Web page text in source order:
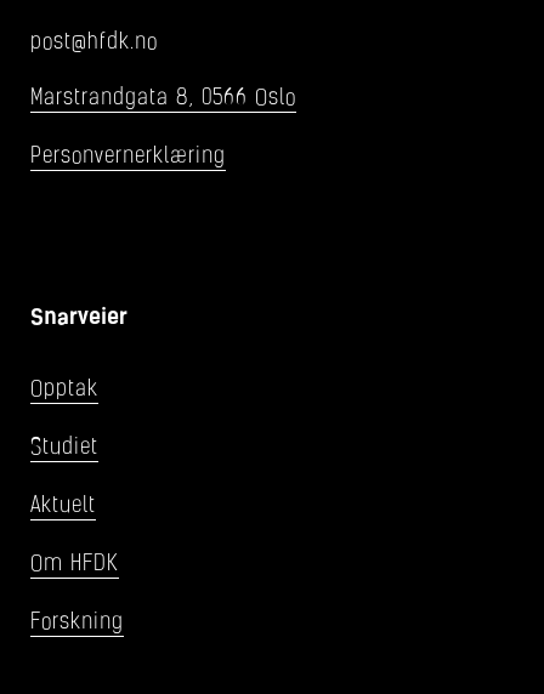
post@hfdk.no
Marstrandgata 8, 0566 Oslo
Personvernerklæring
Snarveier
Opptak
Studiet
Aktuelt
Om HFDK
Forskning